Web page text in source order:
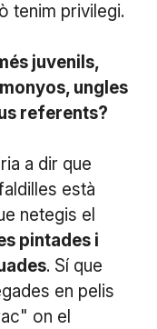
tenim privilegi.
juvenils,
ungles
referents?
a dir que
està
netegis el
pintades i
. Sí que
en pelis
on el